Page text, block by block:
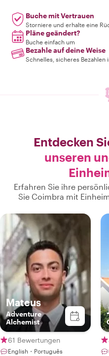
Buche mit Vertrauen
Storniere und erhalte eine
Pläne geändert?
Buche einfach um
Bezahle auf deine Weise
Schnelles, sicheres Bezahlen
Entdecken
unseren
Erfahren Sie ihre
Sie Coimbra mit
Mateus
Adventure
Alchemist
61 Bewertungen
English・Português